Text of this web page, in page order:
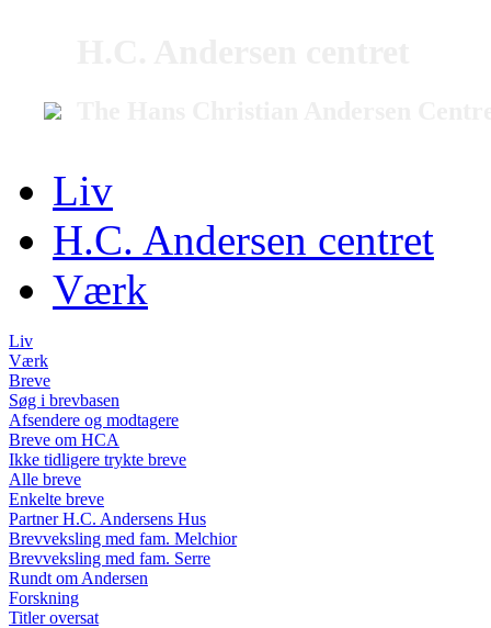
Liv
H.C. Andersen centret
Værk
Liv
Værk
Breve
Søg i brevbasen
Afsendere og modtagere
Breve om HCA
Ikke tidligere trykte breve
Alle breve
Enkelte breve
Partner H.C. Andersens Hus
Brevveksling med fam. Melchior
Brevveksling med fam. Serre
Rundt om Andersen
Forskning
Titler oversat